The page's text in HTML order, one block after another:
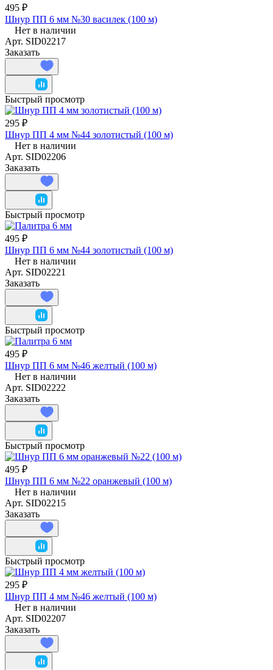
495 ₽
Шнур ПП 6 мм №30 василек (100 м)
Нет в наличии
Арт. SID02217
Заказать
Быстрый просмотр
295 ₽
Шнур ПП 4 мм №44 золотистый (100 м)
Нет в наличии
Арт. SID02206
Заказать
Быстрый просмотр
495 ₽
Шнур ПП 6 мм №44 золотистый (100 м)
Нет в наличии
Арт. SID02221
Заказать
Быстрый просмотр
495 ₽
Шнур ПП 6 мм №46 желтый (100 м)
Нет в наличии
Арт. SID02222
Заказать
Быстрый просмотр
495 ₽
Шнур ПП 6 мм №22 оранжевый (100 м)
Нет в наличии
Арт. SID02215
Заказать
Быстрый просмотр
295 ₽
Шнур ПП 4 мм №46 желтый (100 м)
Нет в наличии
Арт. SID02207
Заказать